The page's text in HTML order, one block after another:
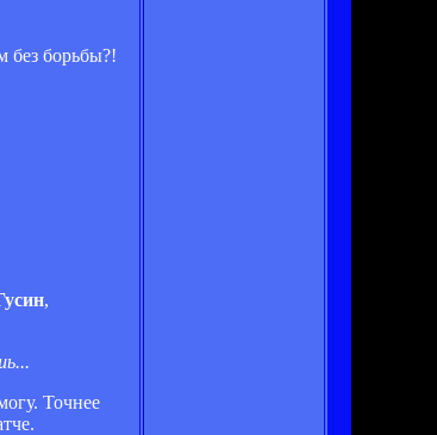
борьбы?!
,
Точнее